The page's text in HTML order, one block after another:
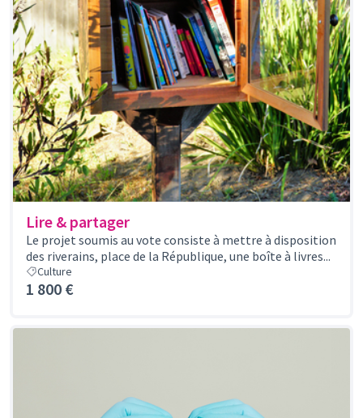
Lire & partager
Le projet soumis au vote consiste à mettre à disposition
des riverains, place de la République, une boîte à livres...
Culture
1 800 €